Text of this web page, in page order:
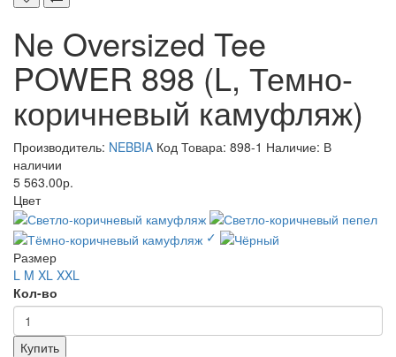
Ne Oversized Tee
POWER 898 (L, Темно-
коричневый камуфляж)
Производитель: NEBBIA Код Товара: 898-1 Наличие: В
наличии
5 563.00р.
Цвет
✓
Размер
L M XL XXL
Кол-во
Купить